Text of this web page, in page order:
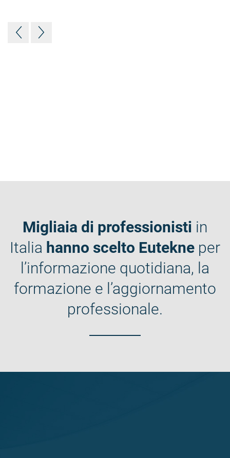
Migliaia di professionisti in
Italia hanno scelto Eutekne per
l’informazione quotidiana, la
formazione e l’aggiornamento
professionale.